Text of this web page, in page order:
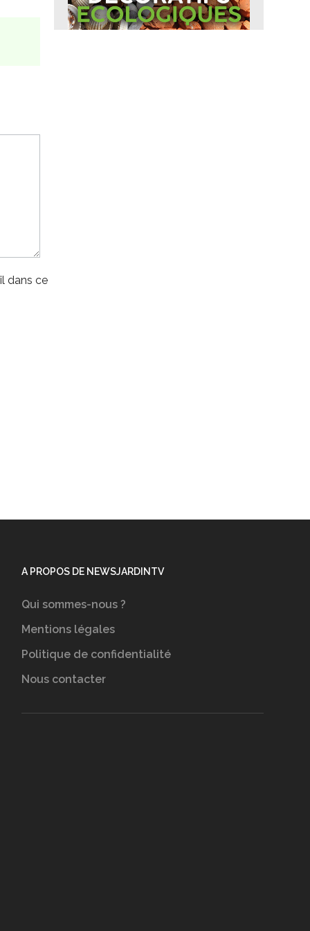
dans ce
A PROPOS DE NEWSJARDINTV
Qui sommes-nous ?
Mentions légales
Politique de confidentialité
Nous contacter